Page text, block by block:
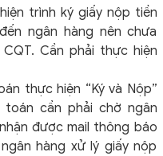
trình ký giấy nộp tiền
ngân hàng nên chưa
Cần phải thực hiện
thực hiện “Ký và Nộp”
cần phải chờ ngân
được mail thông báo
hàng xử lý giấy nộp